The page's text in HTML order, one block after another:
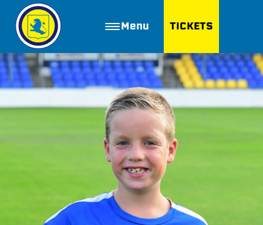
Menu TICKETS
ZOEKEN
Golfbaan Ter Specke
Join FC Lisse
Aanmelden voor proeftraining